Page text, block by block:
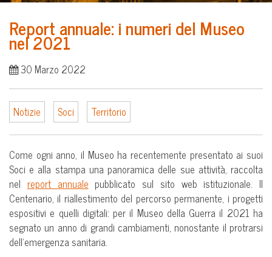
Report annuale: i numeri del Museo
nel 2021
30 Marzo 2022
Notizie Soci Territorio
Come ogni anno, il Museo ha recentemente presentato ai suoi
Soci e alla stampa una panoramica delle sue attività, raccolta
nel report annuale pubblicato sul sito web istituzionale. Il
Centenario, il riallestimento del percorso permanente, i progetti
espositivi e quelli digitali: per il Museo della Guerra il 2021 ha
segnato un anno di grandi cambiamenti, nonostante il protrarsi
dell’emergenza sanitaria.